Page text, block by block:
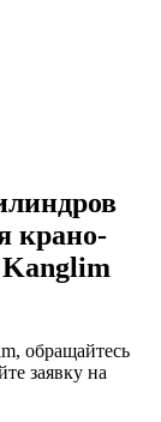
крано-
Kanglim
обращайтесь
заявку на